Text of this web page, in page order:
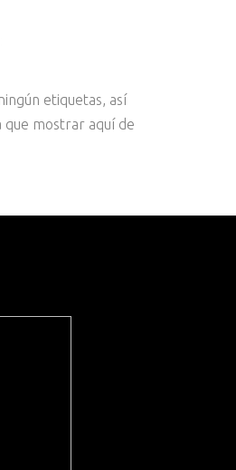
etiquetas, así
que mostrar aquí de